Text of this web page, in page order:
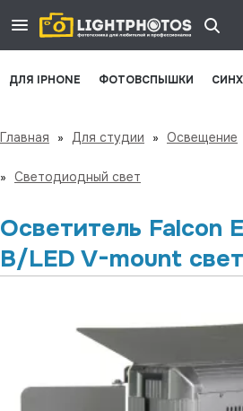
ДЛЯ IPHONE ФОТОВСПЫШКИ
Главная » Для студии » Освещение
» Светодиодный свет
Осветитель Falcon
B/LED V-mount